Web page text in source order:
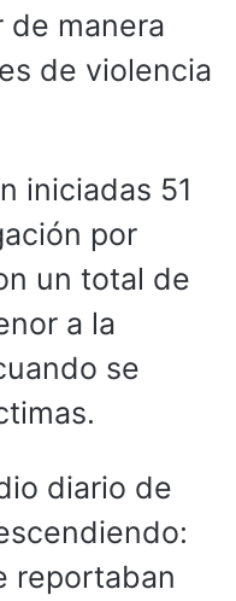
de manera
de violencia
iniciadas 51
por
un total de
a la
se
diario de
reportaban